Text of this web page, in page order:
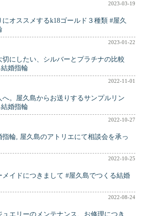
2023-03-19
オススメするk18ゴールド３種類 #屋久
2023-01-22
切にしたい、シルバーとプラチナの比較
婚指輪
2022-11-01
。屋久島からお送りするサンプルリン
婚指輪
2022-10-27
輪, 屋久島のアトリエにて相談会を承っ
2022-10-25
イドにつきまして #屋久島でつくる結婚
2022-08-24
エリーのメンテナンス、お修理につき